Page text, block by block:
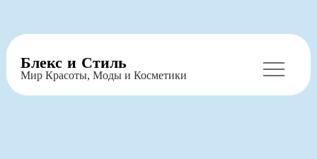
Перейти
содержимому
Блекс и Стиль
Мир Красоты, Моды и Косметики